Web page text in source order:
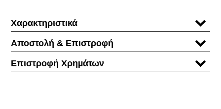
Χαρακτηριστικά
Αποστολή & Επιστροφή
Επιστροφή Χρηµάτων